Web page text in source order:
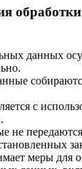
данных
с
не
меры для